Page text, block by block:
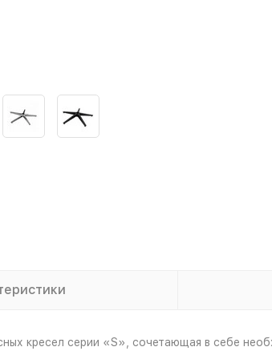
кресел серии «S», сочетающая в себе